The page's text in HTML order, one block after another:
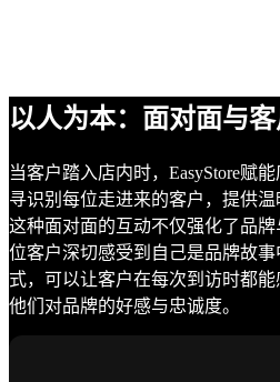
以人为本：面对面与
当客户踏入店内时，EasyStore赋
寻识别每位走进来的客户，提供温
这种面对面的互动不仅强化了品
位客户深切感受到自己是品牌故
式，可以让客户在每次到访时都
他们对品牌的好感与忠诚度。